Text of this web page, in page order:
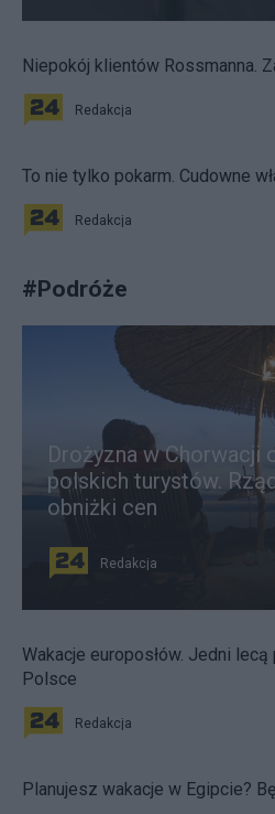
Niepokój klientów Rossmanna.
Redakcja
To nie tylko pokarm. Cudowne
Redakcja
#Podróże
Drożyzna w Chorwacji
polskich turystów.
obniżki cen
Redakcja
Wakacje europosłów. Jedni
Polsce
Redakcja
Planujesz wakacje w Egipcie?